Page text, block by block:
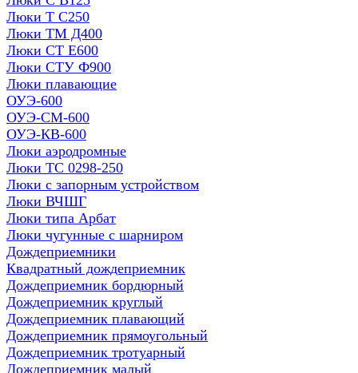
Люки Т С250
Люки ТМ Д400
Люки СТ Е600
Люки СТУ Ф900
Люки плавающие
ОУЭ-600
ОУЭ-СМ-600
ОУЭ-КВ-600
Люки аэродромные
Люки ТС 0298-250
Люки с запорным устройством
Люки ВЧШГ
Люки типа Арбат
Люки чугунные с шарниром
Дождеприемники
Квадратный дождеприемник
Дождеприемник бордюрный
Дождеприемник круглый
Дождеприемник плавающий
Дождеприемник прямоугольный
Дождеприемник тротуарный
Дождеприемник малый